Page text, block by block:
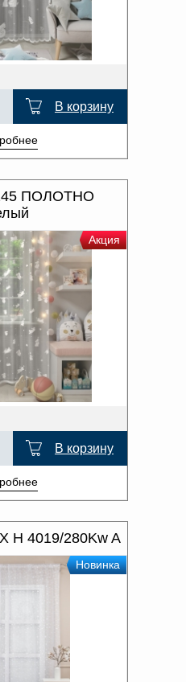
В корзину
ПОЛОТНО
Акция
В корзину
H 4019/280Kw A
Новинка
Добавить
в